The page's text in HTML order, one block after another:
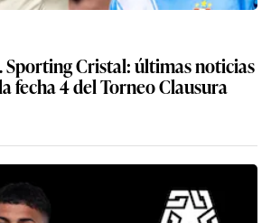
Sporting Cristal: últimas noticias
fecha 4 del Torneo Clausura